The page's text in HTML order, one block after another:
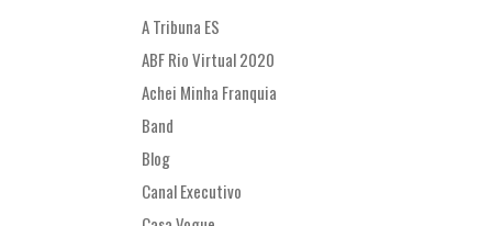
A Tribuna ES
ABF Rio Virtual 2020
Achei Minha Franquia
Band
Blog
Canal Executivo